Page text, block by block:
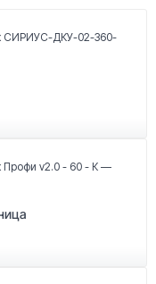
СИРИУС-ДКУ-02-360-
Профи v2.0 - 60 - К —